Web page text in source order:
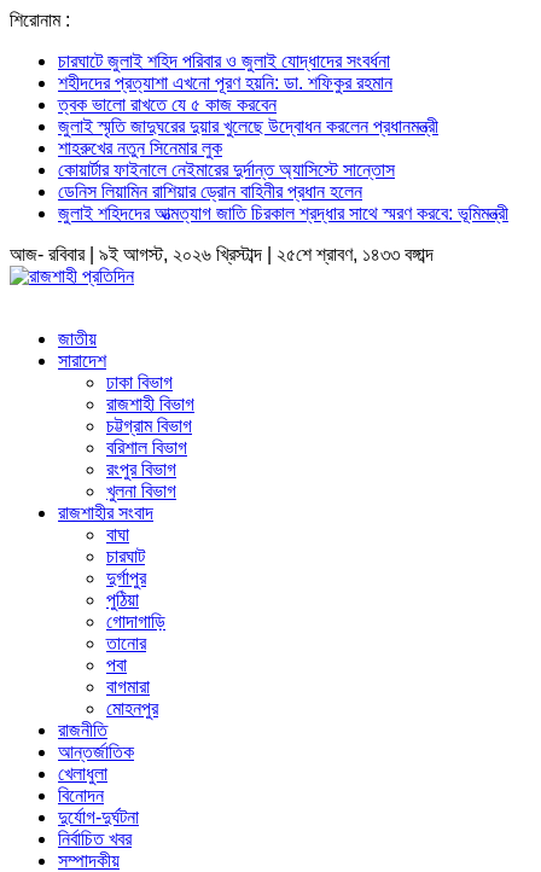
শিরোনাম :
চারঘাটে জুলাই শহিদ পরিবার ও জুলাই যোদ্ধাদের সংবর্ধনা
শহীদদের প্রত্যাশা এখনো পূরণ হয়নি: ডা. শফিকুর রহমান
ত্বক ভালো রাখতে যে ৫ কাজ করবেন
জুলাই স্মৃতি জাদুঘরের দুয়ার খুলেছে উদ্বোধন করলেন প্রধানমন্ত্রী
শাহরুখের নতুন সিনেমার লুক
কোয়ার্টার ফাইনালে নেইমারের দুর্দান্ত অ্যাসিস্টে সান্তোস
ডেনিস লিয়ামিন রাশিয়ার ড্রোন বাহিনীর প্রধান হলেন
জুলাই শহিদদের আত্মত্যাগ জাতি চিরকাল শ্রদ্ধার সাথে স্মরণ করবে: ভূমিমন্ত্রী
আজ- রবিবার | ৯ই আগস্ট, ২০২৬ খ্রিস্টাব্দ | ২৫শে শ্রাবণ, ১৪৩৩ বঙ্গাব্দ
জাতীয়
সারাদেশ
ঢাকা বিভাগ
রাজশাহী বিভাগ
চট্টগ্রাম বিভাগ
বরিশাল বিভাগ
রংপুর বিভাগ
খুলনা বিভাগ
রাজশাহীর সংবাদ
বাঘা
চারঘাট
দুর্গাপুর
পুঠিয়া
গোদাগাড়ি
তানোর
পবা
বাগমারা
মোহনপুর
রাজনীতি
আন্তর্জাতিক
খেলাধুলা
বিনোদন
দুর্যোগ-দুর্ঘটনা
নির্বাচিত খবর
সম্পাদকীয়